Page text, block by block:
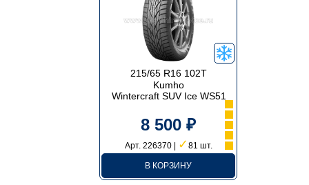
215/65 R16 102T
Kumho
Wintercraft SUV Ice WS51
8 500 ₽
Арт. 226370 | ✓ 81 шт.
В КОРЗИНУ